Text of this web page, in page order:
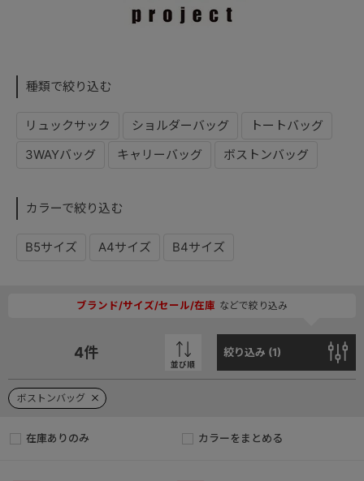
種類で絞り込む
リュックサック ショルダーバッグ
トートバッグ
3WAYバッグ
キャリーバッグ ボストンバッグ
カラーで絞り込む
B5サイズ A4サイズ B4サイズ
ブランド/サイズ/セール/在庫 などで絞り込み
4件
並び順
絞り込み (1)
ボストンバッグ
在庫ありのみ カラーをまとめる